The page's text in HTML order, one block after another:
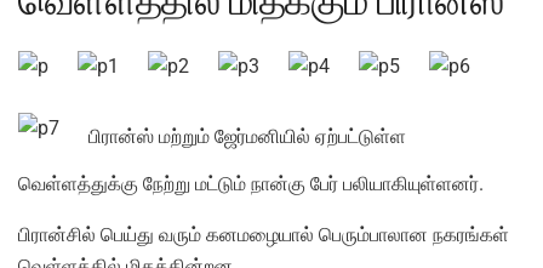
பிரான்ஸ் மற்றும் ஜேர்மனியில் ஏற்பட்டுள்ள
வெள்ளத்துக்கு நேற்று மட்டும் நான்கு பேர் பலியாகியுள்ளனர்.
பிரான்சில் பெய்து வரும் கனமழையால் பெரும்பாலான நகரங்கள்